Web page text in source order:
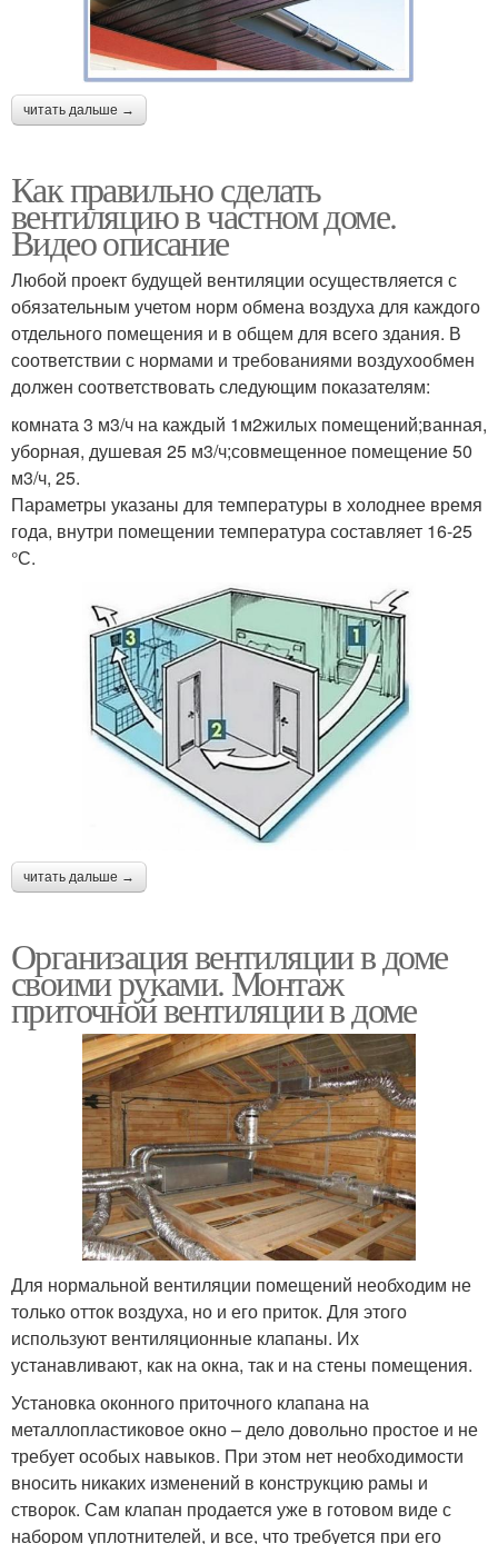
читать дальше →
Как правильно сделать
вентиляцию в частном доме.
Видео описание
Любой проект будущей вентиляции осуществляется с
обязательным учетом норм обмена воздуха для каждого
отдельного помещения и в общем для всего здания. В
соответствии с нормами и требованиями воздухообмен
должен соответствовать следующим показателям:
комната 3 м3/ч на каждый 1м2жилых помещений;ванная,
уборная, душевая 25 м3/ч;совмещенное помещение 50
м3/ч, 25.
Параметры указаны для температуры в холоднее время
года, внутри помещении температура составляет 16-25
°С.
читать дальше →
Организация вентиляции в доме
своими руками. Монтаж
приточной вентиляции в доме
Для нормальной вентиляции помещений необходим не
только отток воздуха, но и его приток. Для этого
используют вентиляционные клапаны. Их
устанавливают, как на окна, так и на стены помещения.
Установка оконного приточного клапана на
металлопластиковое окно – дело довольно простое и не
требует особых навыков. При этом нет необходимости
вносить никаких изменений в конструкцию рамы и
створок. Сам клапан продается уже в готовом виде с
набором уплотнителей, и все, что требуется при его